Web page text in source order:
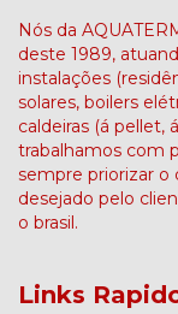
Nós da
deste 1989,
instalações
solares, boilers
caldeiras (á pellet,
trabalhamos com
sempre priorizar
desejado pelo
o brasil.
Links